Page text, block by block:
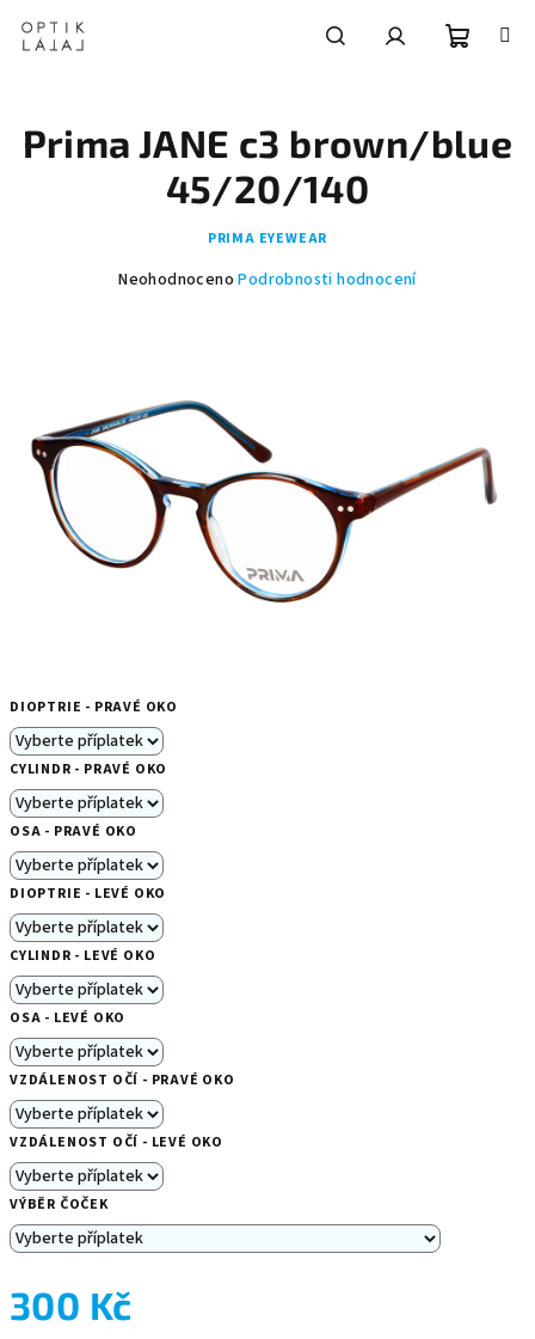
obsah
košík
DIOPTRIE - PRAVÉ OKO
CYLINDR - PRAVÉ OKO
OSA - PRAVÉ OKO
DIOPTRIE - LEVÉ OKO
CYLINDR - LEVÉ OKO
OSA - LEVÉ OKO
VZDÁLENOST OČÍ - PRAVÉ OKO
VZDÁLENOST OČÍ - LEVÉ OKO
VÝBĚR ČOČEK
300 Kč
Prima JANE c3 brown/blue
45/20/140
PRIMA EYEWEAR
Průměrné
5
hvězdiček.
Neohodnoceno Podrobnosti hodnocení